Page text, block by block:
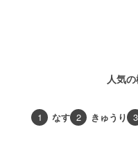
人気
1 なす 2 きゅうり 3